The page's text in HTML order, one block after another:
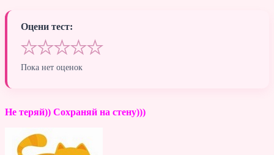
Оцени тест:
★★★★★
Пока нет оценок
Не теряй)) Сохраняй на стену)))